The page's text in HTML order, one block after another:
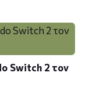
Switch 2 τον